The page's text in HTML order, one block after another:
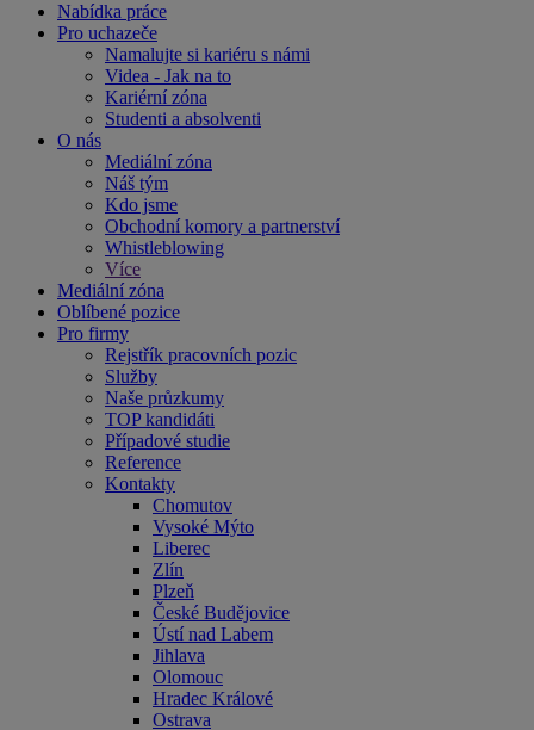
Nabídka práce
Pro uchazeče
Namalujte si kariéru s námi
Videa - Jak na to
Kariérní zóna
Studenti a absolventi
O nás
Mediální zóna
Náš tým
Kdo jsme
Obchodní komory a partnerství
Whistleblowing
Více
Mediální zóna
Oblíbené pozice
Pro firmy
Rejstřík pracovních pozic
Služby
Naše průzkumy
TOP kandidáti
Případové studie
Reference
Kontakty
Chomutov
Vysoké Mýto
Liberec
Zlín
Plzeň
České Budějovice
Ústí nad Labem
Jihlava
Olomouc
Hradec Králové
Ostrava